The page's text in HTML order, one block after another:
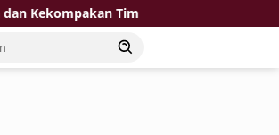
Tim KPP Pratama Tuban